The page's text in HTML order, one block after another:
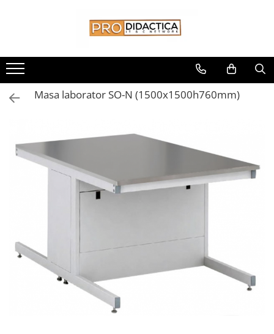
Oferta PNRR/PNRAS
Pachete Echipamente Sali Clasa
Pachete Echipamente Sala Clasa
Table Interactive
Display-uri Interactive
Suporti/Standuri/Accesorii
Imprimante si Multifunctionale
Imprimante si Scanere 3D
Accesorii 3D
Camere Documente
Videoproiectoare si Accesorii
Masa laborator SO-N (1500x1500h760mm)